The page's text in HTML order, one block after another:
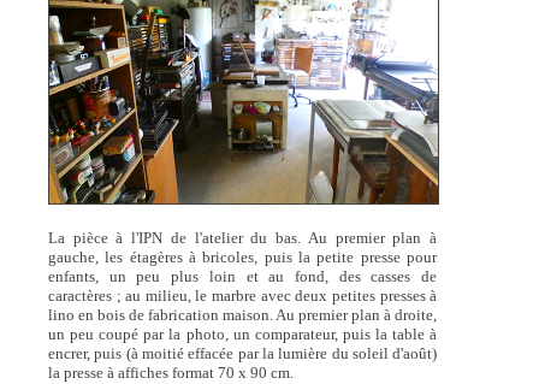
La pièce à l'IPN de l'atelier du bas. Au premier plan à
gauche, les étagères à bricoles, puis la petite presse pour
enfants, un peu plus loin et au fond, des casses de
caractères ; au milieu, le marbre avec deux petites presses à
lino en bois de fabrication maison. Au premier plan à droite,
un peu coupé par la photo, un comparateur, puis la table à
encrer, puis (à moitié effacée par la lumière du soleil d'août)
la presse à affiches format 70 x 90 cm.